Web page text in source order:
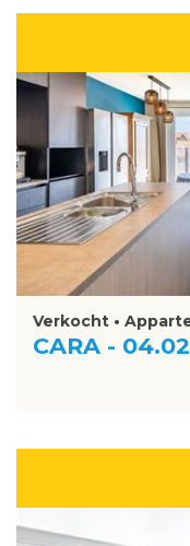
Verkocht •
CARA - 04.02